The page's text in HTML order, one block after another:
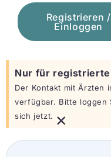
Registrieren /
Einloggen
Nur für
Der Kontakt mit Ärzten
verfügbar. Bitte loggen
sich jetzt. ×